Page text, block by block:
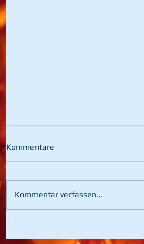
Kommentare
Kommentar verfassen...